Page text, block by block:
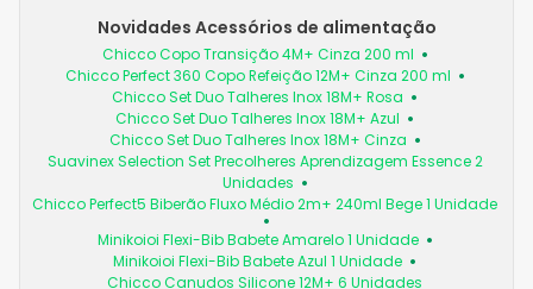
Novidades Acessórios de alimentação
Chicco Copo Transição 4M+ Cinza 200 ml
Chicco Perfect 360 Copo Refeição 12M+ Cinza 200 ml
Chicco Set Duo Talheres Inox 18M+ Rosa
Chicco Set Duo Talheres Inox 18M+ Azul
Chicco Set Duo Talheres Inox 18M+ Cinza
Suavinex Selection Set Precolheres Aprendizagem Essence 2
Unidades
Chicco Perfect5 Biberão Fluxo Médio 2m+ 240ml Bege 1 Unidade
Minikoioi Flexi-Bib Babete Amarelo 1 Unidade
Minikoioi Flexi-Bib Babete Azul 1 Unidade
Chicco Canudos Silicone 12M+ 6 Unidades